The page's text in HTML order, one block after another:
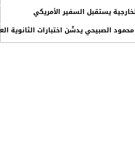
يستقبل السفير الأمريكي
الصبيحي يدشّن اختبارات الثانوية